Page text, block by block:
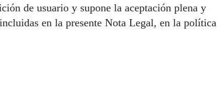
de usuario y supone la aceptación plena y
en la presente Nota Legal, en la política